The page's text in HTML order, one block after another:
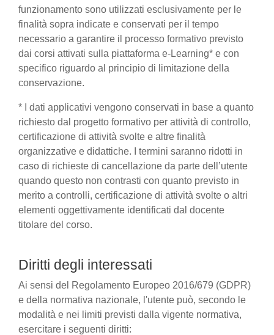
funzionamento sono utilizzati esclusivamente per le
finalità sopra indicate e conservati per il tempo
necessario a garantire il processo formativo previsto
dai corsi attivati sulla piattaforma e-Learning* e con
specifico riguardo al principio di limitazione della
conservazione.
* I dati applicativi vengono conservati in base a quanto
richiesto dal progetto formativo per attività di controllo,
certificazione di attività svolte e altre finalità
organizzative e didattiche. I termini saranno ridotti in
caso di richieste di cancellazione da parte dell’utente
quando questo non contrasti con quanto previsto in
merito a controlli, certificazione di attività svolte o altri
elementi oggettivamente identificati dal docente
titolare del corso.
Diritti degli interessati
Ai sensi del Regolamento Europeo 2016/679 (GDPR)
e della normativa nazionale, l'utente può, secondo le
modalità e nei limiti previsti dalla vigente normativa,
esercitare i seguenti diritti: